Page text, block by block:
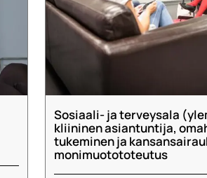
Sosiaali- ja terveysala
kliininen asiantuntija,
tukeminen ja
monimuotototeutus